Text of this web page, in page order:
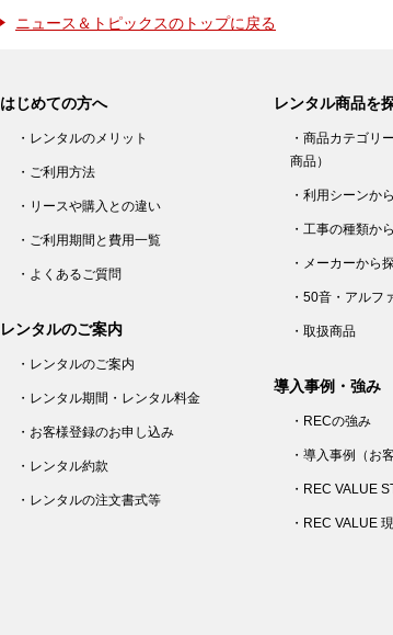
ニュース＆トピックスのトップに戻る
はじめての方へ
・レンタルのメリット
・ご利用方法
・リースや購入との違い
・ご利用期間と費用一覧
・よくあるご質問
レンタルのご案内
・レンタルのご案内
・レンタル期間・レンタル料金
・お客様登録のお申し込み
・レンタル約款
・レンタルの注文書式等
レンタル商品を
・商品カテゴリ
商品）
・利用シーンか
・工事の種類か
・メーカーから
・50音・アルフ
・取扱商品
導入事例・強み
・RECの強み
・導入事例（お
・REC VALUE
・REC VALUE